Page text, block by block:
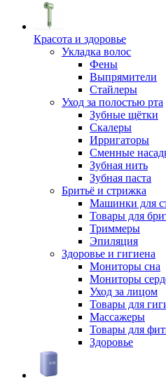
Красота и здоровье
Укладка волос
Фены
Выпрямители
Стайлеры
Уход за полостью рта
Зубные щётки
Скалеры
Ирригаторы
Сменные
Зубная нить
Зубная паста
Бритьё и стрижка
Машинки для
Товары для
Триммеры
Эпиляция
Здоровье и гигиена
Мониторы сна
Мониторы
Уход за лицом
Товары для
Массажеры
Товары для
Здоровье